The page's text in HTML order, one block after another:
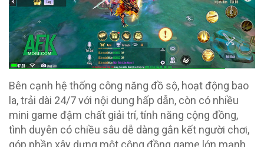
Bên cạnh hệ thống công năng đồ sộ, hoạt động bao
la, trải dài 24/7 với nội dung hấp dẫn, còn có nhiều
mini game đậm chất giải trí, tính năng cộng đồng,
tình duyên có chiều sâu dễ dàng gắn kết người chơi,
góp phần xây dựng một cộng đồng game lớn mạnh.